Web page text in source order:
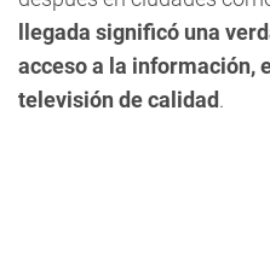
llegada significó una
acceso a la información,
televisión de calidad.